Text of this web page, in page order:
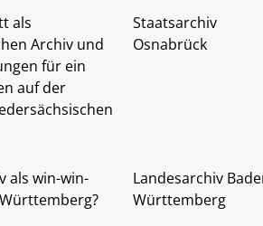
als
Archiv und
für ein
auf der
Staatsarchiv
Osnabrück
als win-win-
Landesarchiv
Württemberg